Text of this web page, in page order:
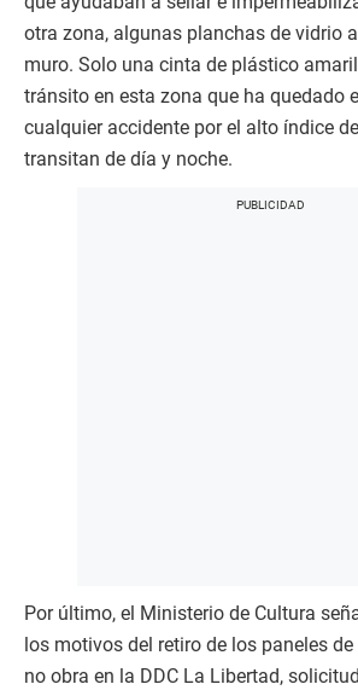
otra zona, algunas planchas de vidrio
muro. Solo una cinta de plástico
tránsito en esta zona que ha quedado
cualquier accidente por el alto índice
transitan de día y noche.
Por último, el Ministerio de Cultura
los motivos del retiro de los paneles
no obra en la DDC La Libertad,